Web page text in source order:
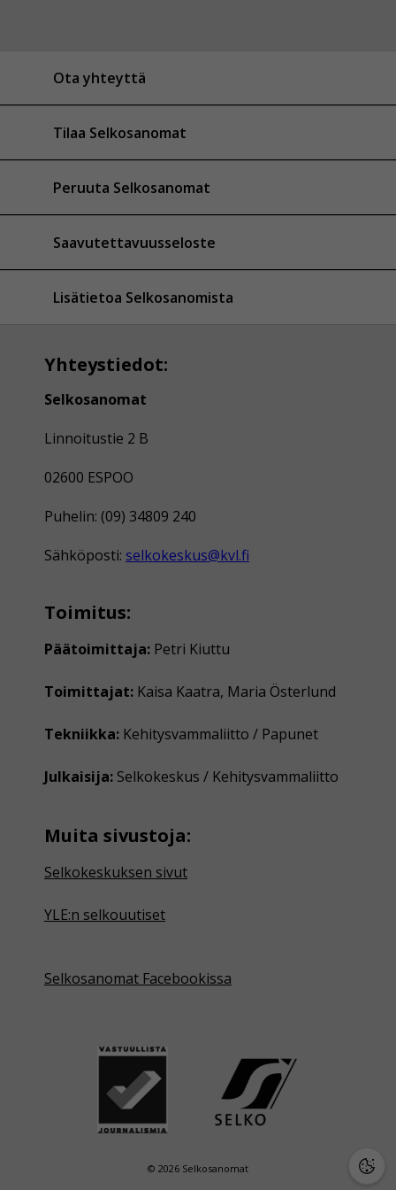
Ota yhteyttä
Tilaa Selkosanomat
Peruuta Selkosanomat
Saavutettavuusseloste
Lisätietoa Selkosanomista
Yhteystiedot:
Selkosanomat
Linnoitustie 2 B
02600 ESPOO
Puhelin: (09) 34809 240
Sähköposti: selkokeskus@kvl.fi
Toimitus:
Päätoimittaja: Petri Kiuttu
Toimittajat: Kaisa Kaatra, Maria Österlund
Tekniikka: Kehitysvammaliitto / Papunet
Julkaisija: Selkokeskus / Kehitysvammaliitto
Muita sivustoja:
Selkokeskuksen sivut
YLE:n selkouutiset
Selkosanomat Facebookissa
© 2026 Selkosanomat